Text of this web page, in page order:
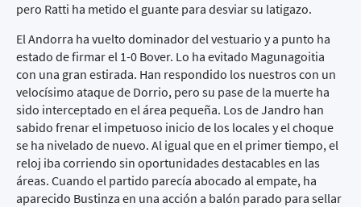
pero Ratti ha metido el guante para desviar su latigazo.
El Andorra ha vuelto dominador del vestuario y a punto ha
estado de firmar el 1-0 Bover. Lo ha evitado Magunagoitia
con una gran estirada. Han respondido los nuestros con un
velocísimo ataque de Dorrio, pero su pase de la muerte ha
sido interceptado en el área pequeña. Los de Jandro han
sabido frenar el impetuoso inicio de los locales y el choque
se ha nivelado de nuevo. Al igual que en el primer tiempo, el
reloj iba corriendo sin oportunidades destacables en las
áreas. Cuando el partido parecía abocado al empate, ha
aparecido Bustinza en una acción a balón parado para sellar